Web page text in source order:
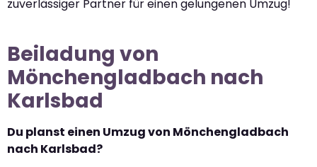
zuverlässiger Partner für einen gelungenen Umzug!
Beiladung von
Mönchengladbach nach
Karlsbad
Du planst einen Umzug von Mönchengladbach
nach Karlsbad?